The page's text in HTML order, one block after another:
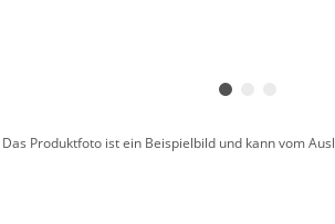
Das Produktfoto ist ein Beispielbild und kann vom